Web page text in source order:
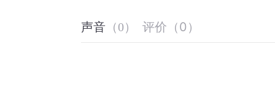
声音 （0） 评价 （0 ）